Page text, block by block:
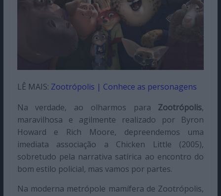
LÊ MAIS: Zootrópolis | Conhece as personagens
Na verdade, ao olharmos para Zootrópolis,
maravilhosa e agilmente realizado por Byron
Howard e Rich Moore, depreendemos uma
imediata associação a Chicken Little (2005),
sobretudo pela narrativa satírica ao encontro do
bom estilo policial, mas vamos por partes.
Na moderna metrópole mamífera de Zootrópolis,